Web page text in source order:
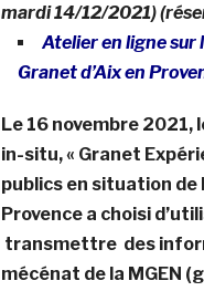
mardi 14/12/2021)
Atelier en ligne sur
Granet d’Aix en
Le 16 novembre 2021,
in-situ, « Granet
publics en situation de
Provence a choisi
transmettre des
mécénat de la MGEN